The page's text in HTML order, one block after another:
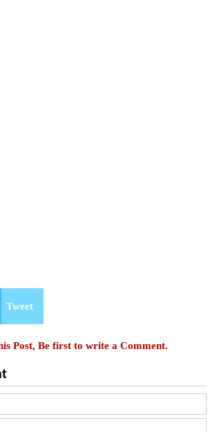
Tweet
Post, Be first to write a Comment.